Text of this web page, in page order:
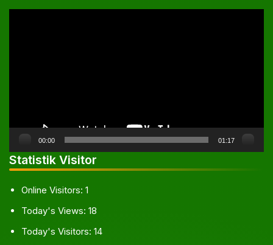
00:00 01:17
Statistik Visitor
Online Visitors: 1
Today's Views: 18
Today's Visitors: 14